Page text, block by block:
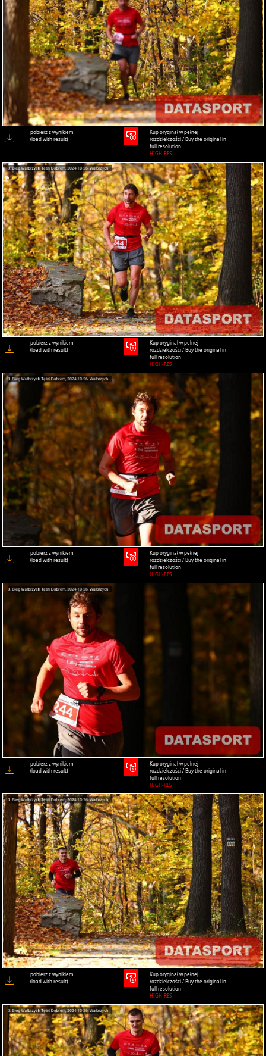
pobierz z wynikiem
(load with result)
Kup oryginał w pełnej
rozdzielczości / Buy the original in
full resolution
HIGH-RES
pobierz z wynikiem
(load with result)
Kup oryginał w pełnej
rozdzielczości / Buy the original in
full resolution
HIGH-RES
pobierz z wynikiem
(load with result)
Kup oryginał w pełnej
rozdzielczości / Buy the original in
full resolution
HIGH-RES
pobierz z wynikiem
(load with result)
Kup oryginał w pełnej
rozdzielczości / Buy the original in
full resolution
HIGH-RES
pobierz z wynikiem
(load with result)
Kup oryginał w pełnej
rozdzielczości / Buy the original in
full resolution
HIGH-RES